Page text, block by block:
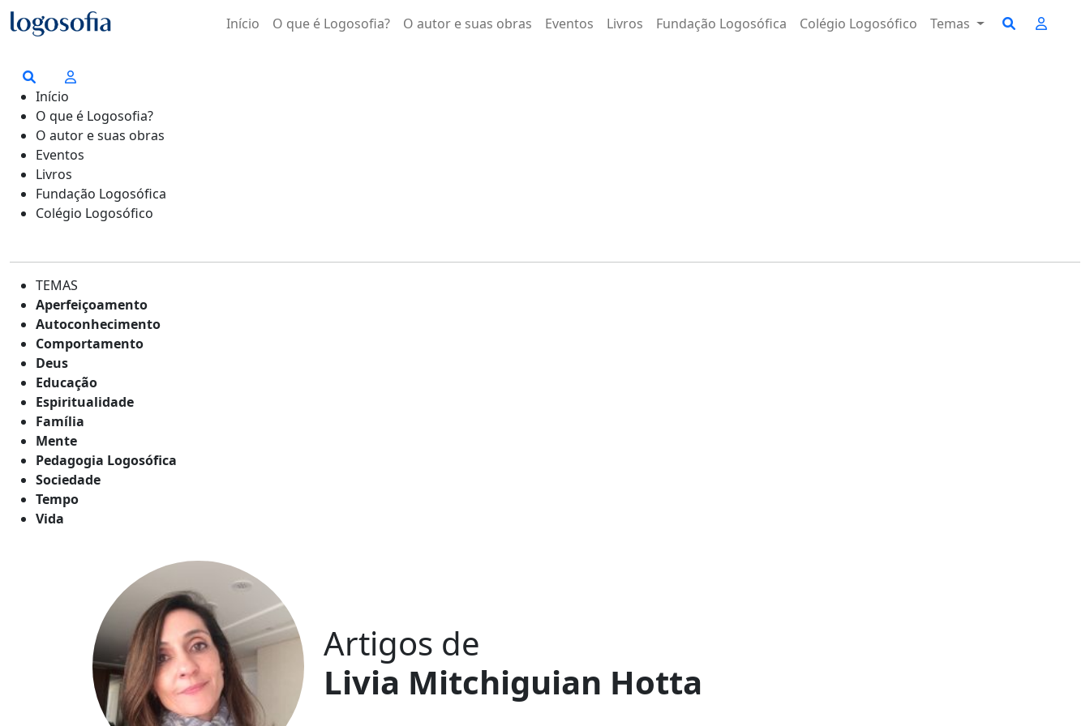
Início O que é Logosofia? O autor e suas obras Eventos Livros Fundação Logosófica Colégio Logosófico Temas
Início
O que é Logosofia?
O autor e suas obras
Eventos
Livros
Fundação Logosófica
Colégio Logosófico
TEMAS
Aperfeiçoamento
Autoconhecimento
Comportamento
Deus
Educação
Espiritualidade
Família
Mente
Pedagogia Logosófica
Sociedade
Tempo
Vida
Artigos de
Livia Mitchiguian Hotta